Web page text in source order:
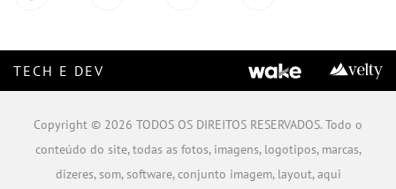
TECH E DEV
Copyright © 2026 TODOS OS DIREITOS RESERVADOS. Todo o
conteúdo do site, todas as fotos, imagens, logotipos, marcas,
dizeres, som, software, conjunto imagem, layout, aqui